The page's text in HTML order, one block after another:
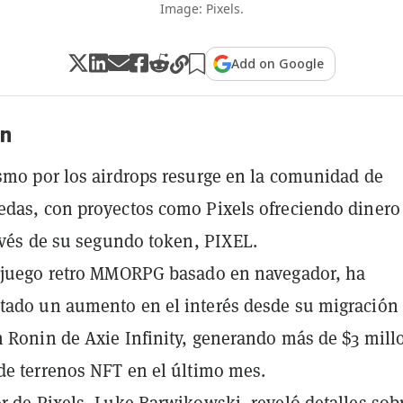
Image: Pixels.
Add on Google
por los airdrops resurge en la comunidad de
con proyectos como Pixels ofreciendo dinero
de su segundo token, PIXEL.
retro MMORPG basado en navegador, ha
un aumento en el interés desde su migración
de Axie Infinity, generando más de $3
terrenos NFT en el último mes.